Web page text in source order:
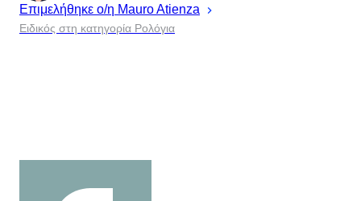
Επιμελήθηκε ο/η MauroAtienza
Ειδικός στη κατηγορία Ρολόγια